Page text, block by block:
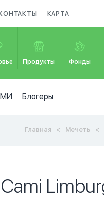
КОНТАКТЫ КАРТА
Продукты Фонды
Блогеры
Главная Мечеть